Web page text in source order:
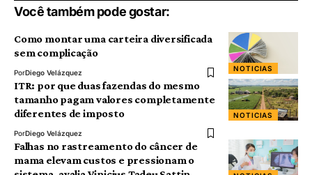
Você também pode gostar:
NOTICIAS
Como montar uma carteira diversificada
sem complicação
PorDiego Velázquez
NOTICIAS
ITR: por que duas fazendas do mesmo
tamanho pagam valores completamente
diferentes de imposto
PorDiego Velázquez
Falhas no rastreamento do câncer de
mama elevam custos e pressionam o